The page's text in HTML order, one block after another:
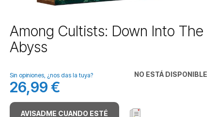
Saltar
al
comienzo
galería
de
imágenes
Among Cultists: Down Into The
Abyss
NO ESTÁ DISPONIBLE
Sin opiniones, ¿nos das la tuya?
26,99 €
AVISADME CUANDO ESTÉ